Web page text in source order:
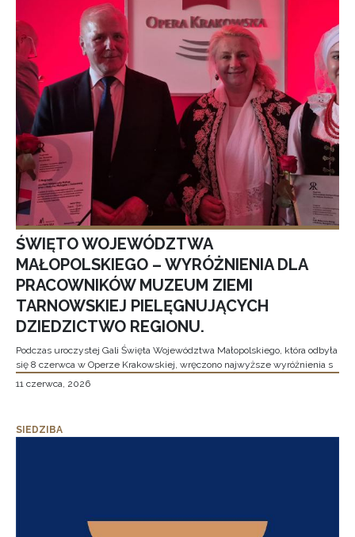
ŚWIĘTO WOJEWÓDZTWA
MAŁOPOLSKIEGO – WYRÓŻNIENIA DLA
PRACOWNIKÓW MUZEUM ZIEMI
TARNOWSKIEJ PIELĘGNUJĄCYCH
DZIEDZICTWO REGIONU.
Podczas uroczystej Gali Święta Województwa Małopolskiego, która odbyła
się 8 czerwca w Operze Krakowskiej, wręczono najwyższe wyróżnienia s
11 czerwca, 2026
SIEDZIBA